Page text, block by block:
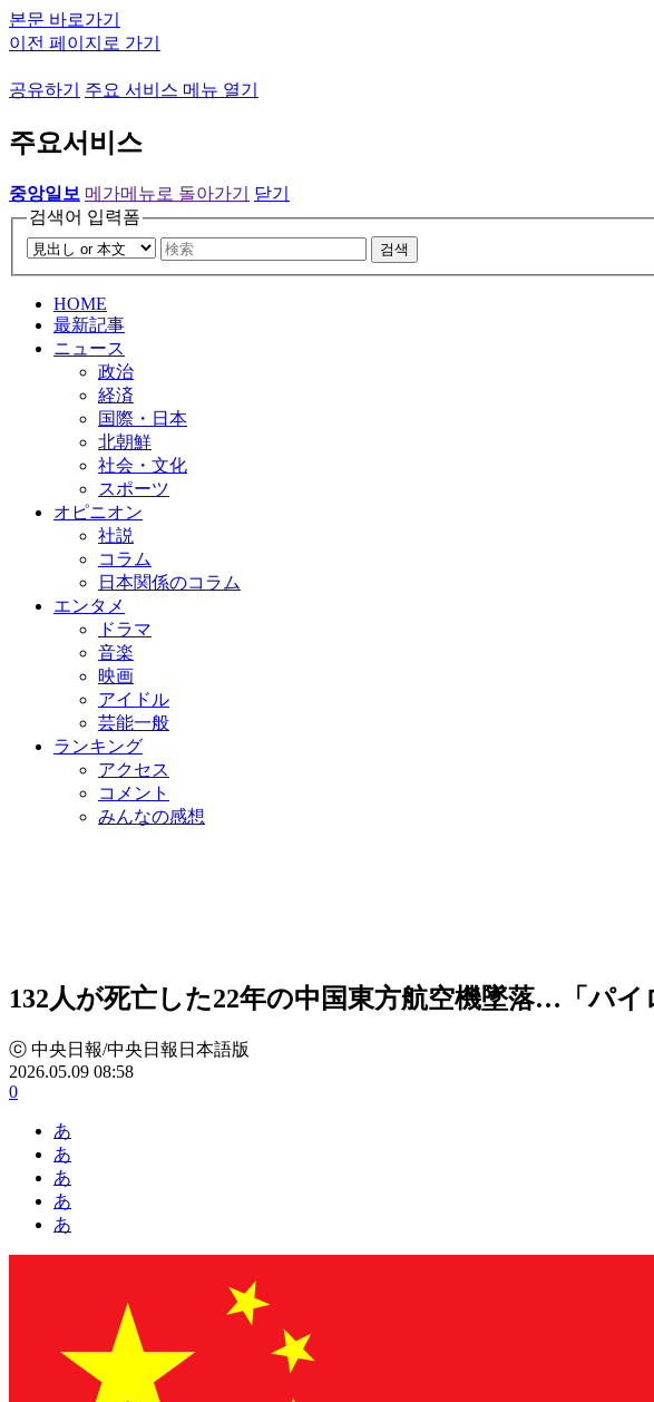
본문 바로가기
이전 페이지로 가기
공유하기 주요 서비스 메뉴 열기
주요서비스
중앙일보 메가메뉴로 돌아가기
닫기
검색어 입력폼
검색
HOME
最新記事
ニュース
政治
経済
国際・日本
北朝鮮
社会・文化
スポーツ
オピニオン
社説
コラム
日本関係のコラム
エンタメ
ドラマ
音楽
映画
アイドル
芸能一般
ランキング
アクセス
コメント
みんなの感想
132人が死亡した22年の中国東方航空機墜落…「パイ
ⓒ 中央日報/中央日報日本語版
2026.05.09 08:58
0
あ
あ
あ
あ
あ